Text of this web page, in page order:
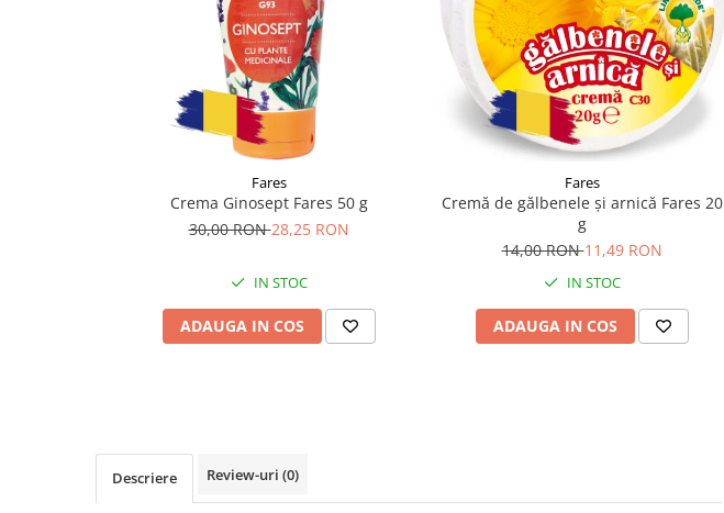
Tincturi si Gemoderivate
Fares
Crema Ginosept Fares 50 g
30,00 RON28,25 RON
IN STOC
ADAUGA IN COS
Fares
Cremă de gălbenele și arnică Fares 20
g
14,00 RON11,49 RON
IN STOC
ADAUGA IN COS
Descriere Review-uri (0)